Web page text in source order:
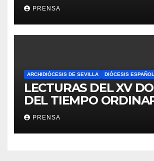
PRENSA
ARCHIDIÓCESIS DE SEVILLA DIÓCESIS
LECTURAS DEL XV
DEL TIEMPO
PRENSA